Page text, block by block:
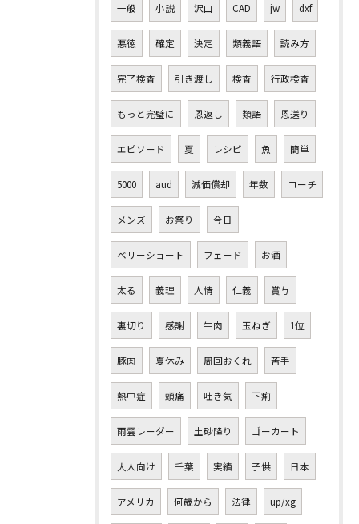
一般 小説 沢山 CAD jw dxf
悪徳 確定 決定 類義語 読み方
完了検査 引き渡し 検査 行政検査
もっと完璧に 恩返し 類語 恩送り
エピソード 夏 レシピ 魚 簡単
5000 aud 減価償却 年数 コーチ
メンズ お祭り 今日
ベリーショート フェード お酒
太る 義理 人情 仁義 賞与
裏切り 感謝 牛肉 玉ねぎ 1位
豚肉 夏休み 周回おくれ 苦手
熱中症 頭痛 吐き気 下痢
雨雲レーダー 土砂降り ゴーカート
大人向け 千葉 実績 子供 日本
アメリカ 何歳から 法律 up/xg